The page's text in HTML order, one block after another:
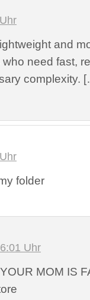
and
need fast,
complexity.
folder
Uhr
MOM IS